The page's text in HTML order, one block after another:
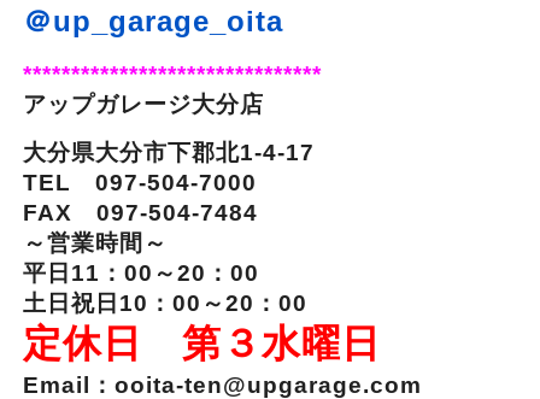
＠up_garage_oita
*******************************
アップガレージ大分店
大分県大分市下郡北1-4-17
TEL 097-504-7000
FAX 097-504-7484
～営業時間～
平日11：00～20：00
土日祝日10：00～20：00
定休日 第３水曜日
Email：ooita-ten@upgarage.com